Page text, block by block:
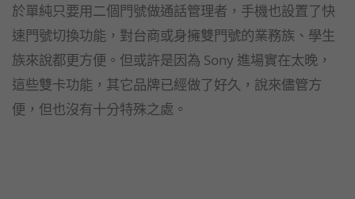
於單純只要用二個門號做通話管理者，手機也設置了快
速門號切換功能，對台商或身擁雙門號的業務族、學生
族來說都更方便。但或許是因為 Sony 進場實在太晚，
這些雙卡功能，其它品牌已經做了好久，說來儘管方
便，但也沒有十分特殊之處。